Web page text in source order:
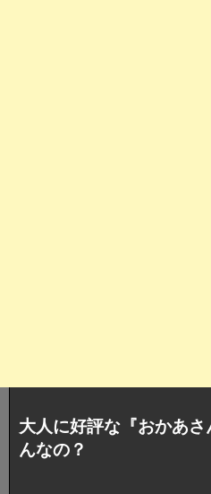
大人に好評な『おかあ
んなの？